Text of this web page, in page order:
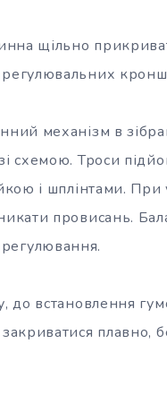
щільно
механізм в
схемою. Троси
і шплінтами.
провисань.
до встановлення
плавно,